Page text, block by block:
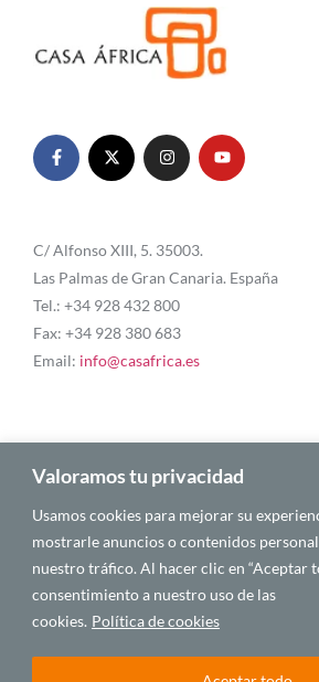
Valoramos tu privacidad
Usamos cookies para mejorar su
mostrarle anuncios o contenidos
nuestro tráfico. Al hacer clic en “Aceptar
consentimiento a nuestro uso de las
cookies. Política de cookies
C/ Alfonso XIII, 5. 35003.
Las Palmas de Gran Canaria. España
Tel.: +34 928 432 800
Fax: +34 928 380 683
Email: info@casafrica.es
Blog
Quiénes somos
Autores
Español